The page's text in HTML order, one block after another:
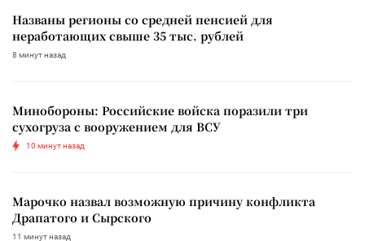
Названы регионы со средней пенсией для
неработающих свыше 35 тыс. рублей
8 минут назад
Минобороны: Российские войска поразили три
сухогруза с вооружением для ВСУ
10 минут назад
Марочко назвал возможную причину конфликта
Драпатого и Сырского
11 минут назад